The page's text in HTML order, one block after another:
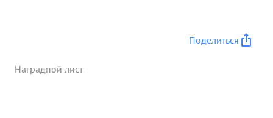
стойкость и мужество подполковник ТАРАСЕНКО
Поделиться
Наградной лист